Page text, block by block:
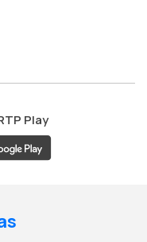
Play